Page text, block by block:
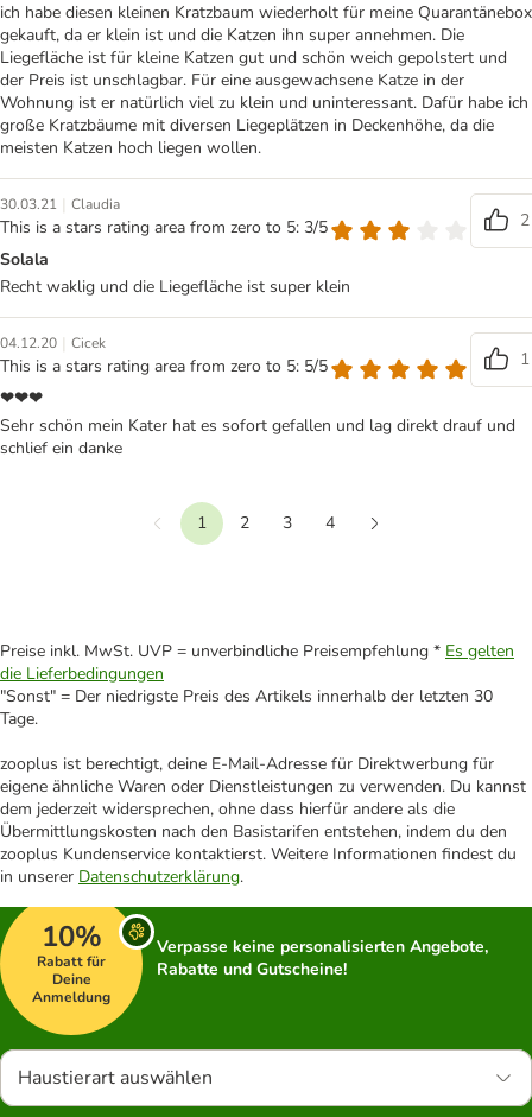
ich habe diesen kleinen Kratzbaum wiederholt für meine Quarantänebox
gekauft, da er klein ist und die Katzen ihn super annehmen. Die
Liegefläche ist für kleine Katzen gut und schön weich gepolstert und
der Preis ist unschlagbar. Für eine ausgewachsene Katze in der
Wohnung ist er natürlich viel zu klein und uninteressant. Dafür habe ich
große Kratzbäume mit diversen Liegeplätzen in Deckenhöhe, da die
meisten Katzen hoch liegen wollen.
30.03.21 | Claudia
This is a stars rating area from zero to 5: 3/5
2
Solala
Recht waklig und die Liegefläche ist super klein
04.12.20 | Cicek
This is a stars rating area from zero to 5: 5/5
1
❤❤❤
Sehr schön mein Kater hat es sofort gefallen und lag direkt drauf und
schlief ein danke
Vorherige
1 2 3
4
Preise inkl. MwSt. UVP = unverbindliche Preisempfehlung * Es gelten
die Lieferbedingungen
"Sonst" = Der niedrigste Preis des Artikels innerhalb der letzten 30
Tage.
zooplus ist berechtigt, deine E-Mail-Adresse für Direktwerbung für
eigene ähnliche Waren oder Dienstleistungen zu verwenden. Du kannst
dem jederzeit widersprechen, ohne dass hierfür andere als die
Übermittlungskosten nach den Basistarifen entstehen, indem du den
zooplus Kundenservice kontaktierst. Weitere Informationen findest du
in unserer Datenschutzerklärung.
10%
Rabatt für
Deine
Anmeldung
Verpasse keine personalisierten Angebote,
Rabatte und Gutscheine!
Haustierart auswählen